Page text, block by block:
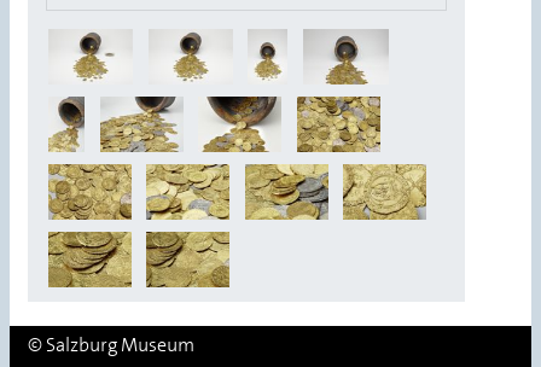
© Salzburg Museum